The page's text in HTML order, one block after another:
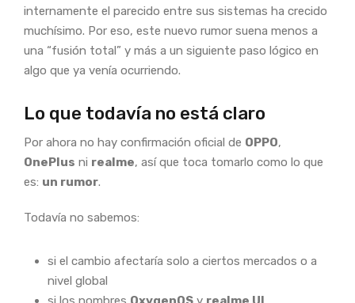
internamente el parecido entre sus sistemas ha crecido
muchísimo. Por eso, este nuevo rumor suena menos a
una “fusión total” y más a un siguiente paso lógico en
algo que ya venía ocurriendo.
Lo que todavía no está claro
Por ahora no hay confirmación oficial de OPPO,
OnePlus ni realme, así que toca tomarlo como lo que
es: un rumor.
Todavía no sabemos:
si el cambio afectaría solo a ciertos mercados o a
nivel global